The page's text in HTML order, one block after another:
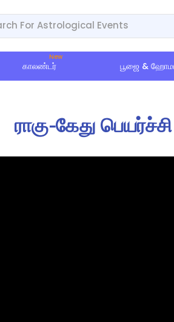
காலண்டர் பூஜை &
ராகு-கேது